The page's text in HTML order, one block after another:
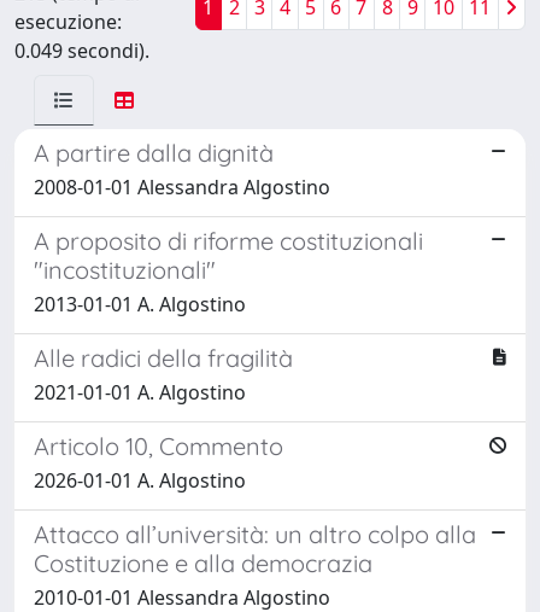
esecuzione:
0.049 secondi).
1 2 3 4 5 6 7 8 9 10 11
A partire dalla dignità
2008-01-01 Alessandra Algostino
A proposito di riforme costituzionali
"incostituzionali"
2013-01-01 A. Algostino
Alle radici della fragilità
2021-01-01 A. Algostino
Articolo 10, Commento
2026-01-01 A. Algostino
Attacco all’università: un altro colpo alla
Costituzione e alla democrazia
2010-01-01 Alessandra Algostino